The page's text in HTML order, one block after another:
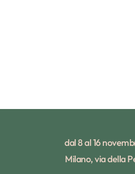
dal 8 al 16
Milano, via della